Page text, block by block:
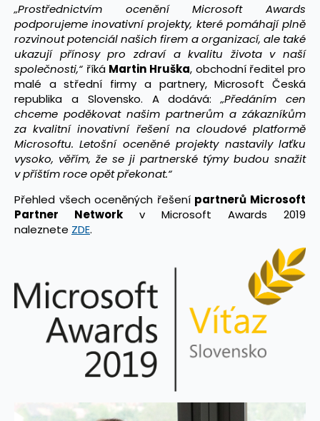
„Prostřednictvím oceněníMicrosoft Awards
podporujeme inovativní projekty, které pomáhají plně
rozvinout potenciál našich firem a organizací, ale také
ukazují přínosy pro zdraví a kvalitu života v naší
společnosti,“ říká Martin Hruška, obchodní ředitel pro
malé a střední firmy a partnery, Microsoft Česká
republika a Slovensko. A dodává:„Předáním cen
chceme poděkovat našim partnerům a zákazníkům
za kvalitní inovativní řešení na cloudové platformě
Microsoftu. Letošní oceněné projekty nastavily laťku
vysoko, věřím, že se ji partnerské týmy budou snažit
v příštím roce opět překonat.“
Přehled všech oceněných řešení partnerů Microsoft
Partner Network v Microsoft Awards 2019
naleznete ZDE.